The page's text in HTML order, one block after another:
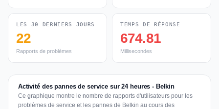
LES 30 DERNIERS JOURS
22
Rapports de problèmes
TEMPS DE RÉPONSE
674.81
Millisecondes
Activité des pannes de service sur 24 heures - Belkin
Ce graphique montre le nombre de rapports d'utilisateurs pour les
problèmes de service et les pannes de Belkin au cours des